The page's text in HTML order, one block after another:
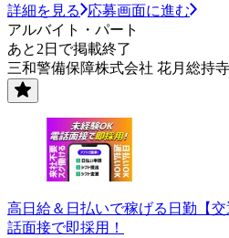
詳細を見る
応募画面に進む
アルバイト・パート
あと2日で掲載終了
三和警備保障株式会社 花月総持
高日給＆日払いで稼げる日勤【
話面接で即採用！